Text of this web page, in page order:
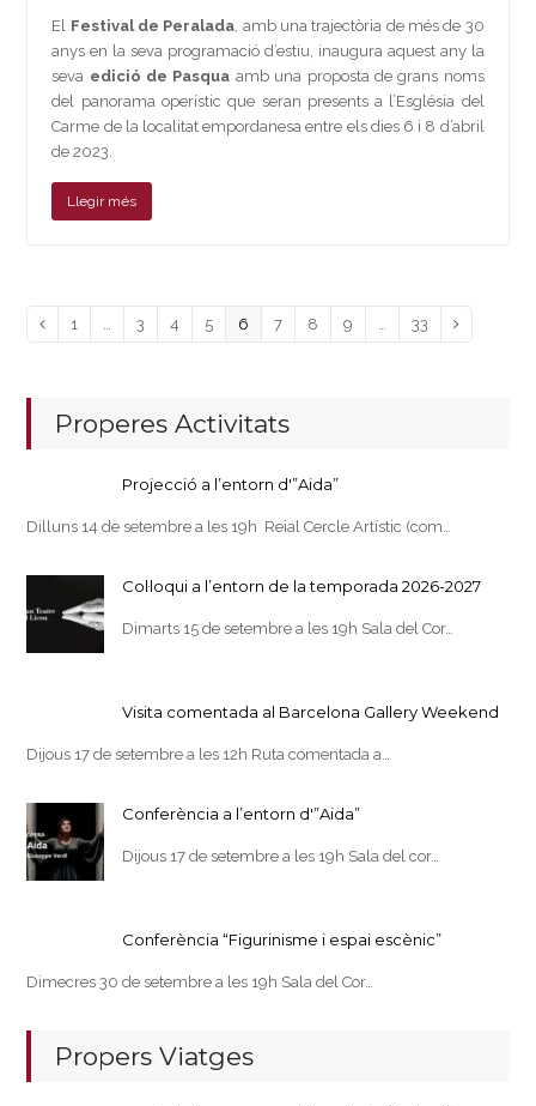
El Festival de Peralada, amb una trajectòria de més de 30
anys en la seva programació d’estiu, inaugura aquest any la
seva edició de Pasqua amb una proposta de grans noms
del panorama operístic que seran presents a l’Església del
Carme de la localitat empordanesa entre els dies 6 i 8 d’abril
de 2023.
Llegir més
Previous
Page
1 … Page
3 Page
4 Page
5 Page
6 Page
7 Page
8 Page
9 … Page
33 Next
Properes Activitats
Projecció a l’entorn d'”Aida”
Dilluns 14 de setembre a les 19h Reial Cercle Artístic (com…
Col·loqui a l’entorn de la temporada 2026-2027
Dimarts 15 de setembre a les 19h Sala del Cor…
Visita comentada al Barcelona Gallery Weekend
Dijous 17 de setembre a les 12h Ruta comentada a…
Conferència a l’entorn d'”Aida”
Dijous 17 de setembre a les 19h Sala del cor…
Conferència “Figurinisme i espai escènic”
Dimecres 30 de setembre a les 19h Sala del Cor…
Propers Viatges